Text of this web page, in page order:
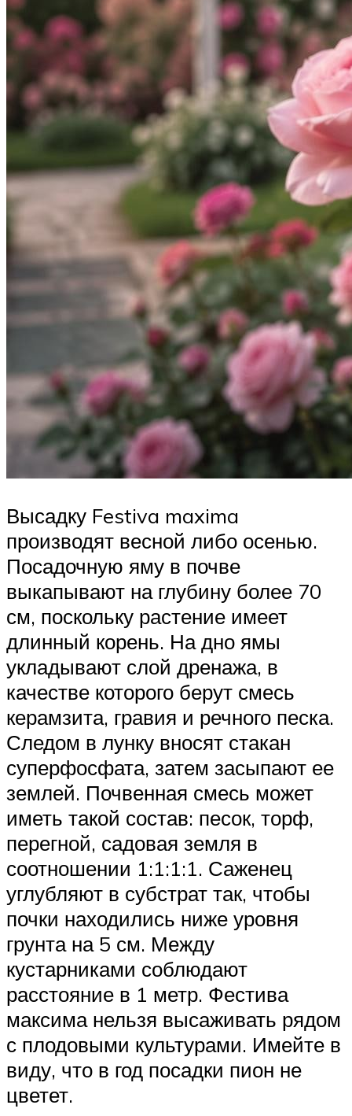
Высадку Festiva maxima
производят весной либо осенью.
Посадочную яму в почве
выкапывают на глубину более 70
см, поскольку растение имеет
длинный корень. На дно ямы
укладывают слой дренажа, в
качестве которого берут смесь
керамзита, гравия и речного песка.
Следом в лунку вносят стакан
суперфосфата, затем засыпают ее
землей. Почвенная смесь может
иметь такой состав: песок, торф,
перегной, садовая земля в
соотношении 1:1:1:1. Саженец
углубляют в субстрат так, чтобы
почки находились ниже уровня
грунта на 5 см. Между
кустарниками соблюдают
расстояние в 1 метр. Фестива
максима нельзя высаживать рядом
с плодовыми культурами. Имейте в
виду, что в год посадки пион не
цветет.